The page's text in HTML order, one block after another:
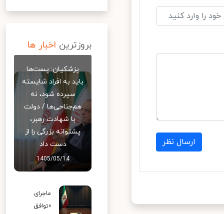
ارسال نظر
بروزترین اخبار ها
پزشکیان: پست‌ها
باید به افراد شایسته
سپرده شود، نه
هم‌جناحی‌ها / دولت
با شهادت رهبر،
پشتوانه بزرگی را از
دست داد
1405/05/14
ماجرای
«توافق